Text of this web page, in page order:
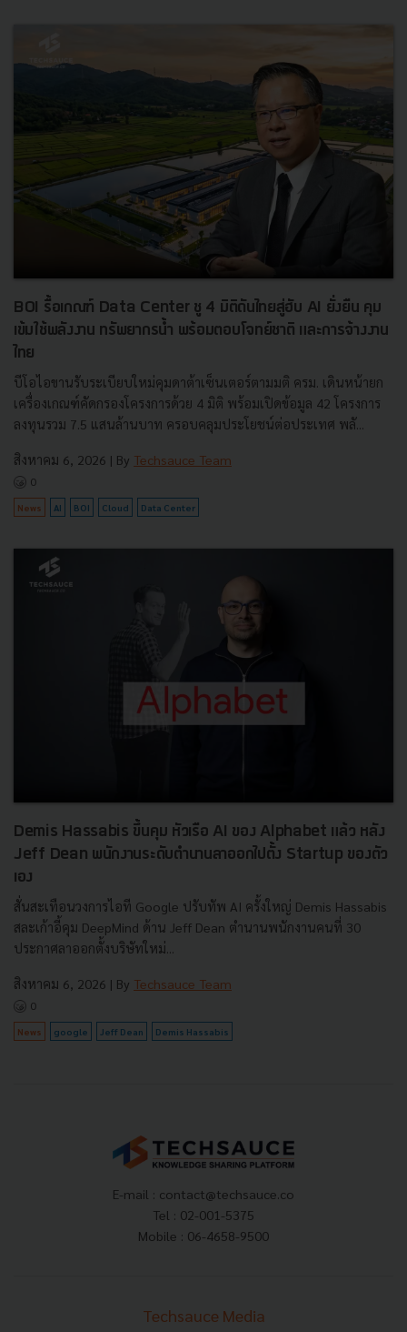
BOI รื้อเกณฑ์ Data Center ชู 4 มิติดันไทยสู่ฮับ AI ยั่งยืน คุม
เข้มใช้พลังงาน ทรัพยากรน้ำ พร้อมตอบโจทย์ชาติ และการจ้างงาน
ไทย
บีโอไอขานรับระเบียบใหม่คุมดาต้าเซ็นเตอร์ตามมติ ครม. เดินหน้ายก
เครื่องเกณฑ์คัดกรองโครงการด้วย 4 มิติ พร้อมเปิดข้อมูล 42 โครงการ
ลงทุนรวม 7.5 แสนล้านบาท ครอบคลุมประโยชน์ต่อประเทศ พลั...
สิงหาคม 6, 2026 | By Techsauce Team
0
News AI BOI Cloud Data Center
Demis Hassabis ขึ้นคุม หัวเรือ AI ของ Alphabet แล้ว หลัง
Jeff Dean พนักงานระดับตำนานลาออกไปตั้ง Startup ของตัว
เอง
สั่นสะเทือนวงการไอที Google ปรับทัพ AI ครั้งใหญ่ Demis Hassabis
สละเก้าอี้คุม DeepMind ด้าน Jeff Dean ตำนานพนักงานคนที่ 30
ประกาศลาออกตั้งบริษัทใหม่...
สิงหาคม 6, 2026 | By Techsauce Team
0
News google Jeff Dean Demis Hassabis
E-mail : contact@techsauce.co
Tel : 02-001-5375
Mobile : 06-4658-9500
Techsauce Media